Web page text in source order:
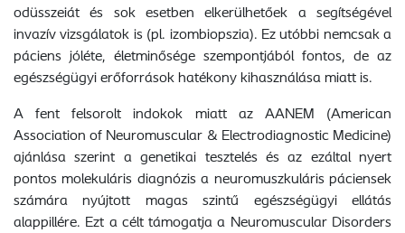
odüsszeiát és sok esetben elkerülhetőek a segítségével
invazív vizsgálatok is (pl. izombiopszia). Ez utóbbi nemcsak a
páciens jóléte, életminősége szempontjából fontos, de az
egészségügyi erőforrások hatékony kihasználása miatt is.
A fent felsorolt indokok miatt az AANEM (American
Association of Neuromuscular & Electrodiagnostic Medicine)
ajánlása szerint a genetikai tesztelés és az ezáltal nyert
pontos molekuláris diagnózis a neuromuszkuláris páciensek
számára nyújtott magas szintű egészségügyi ellátás
alappillére. Ezt a célt támogatja a Neuromuscular Disorders